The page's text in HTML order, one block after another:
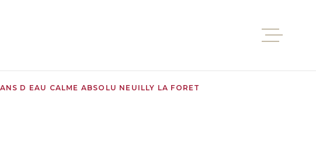
VENTES
D EAU CALME ABSOLU NEUILLY LA FORET